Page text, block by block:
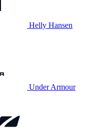
Helly Hansen
Under Armour